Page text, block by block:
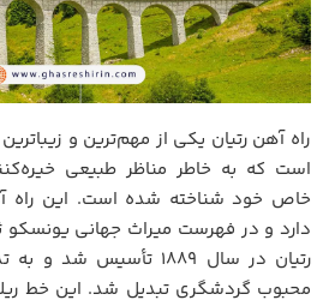
راه آهن رتیان یکی از مهم‌ترین و
است که به خاطر مناظر طبیعی
خاص خود شناخته شده است. این راه
دارد و در فهرست میراث جهانی
رتیان در سال 1889
محبوب گردشگری تبدیل شد. این خط